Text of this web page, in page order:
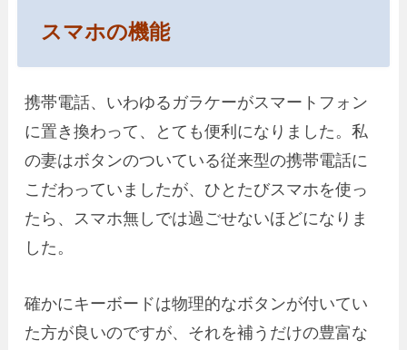
スマホの機能
携帯電話、いわゆるガラケーがスマートフォン
に置き換わって、とても便利になりました。私
の妻はボタンのついている従来型の携帯電話に
こだわっていましたが、ひとたびスマホを使っ
たら、スマホ無しでは過ごせないほどになりま
した。
確かにキーボードは物理的なボタンが付いてい
た方が良いのですが、それを補うだけの豊富な